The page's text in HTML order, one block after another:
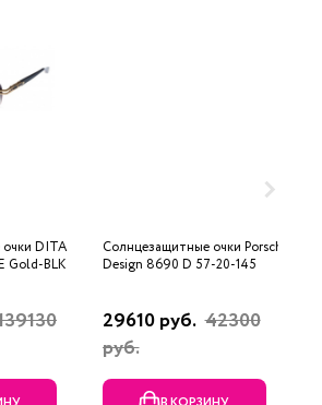
DITA
Gold-BLK
Солнцезащитные очки Porsche
Design 8690 D 57-20-145
29610 руб. 42300
руб.